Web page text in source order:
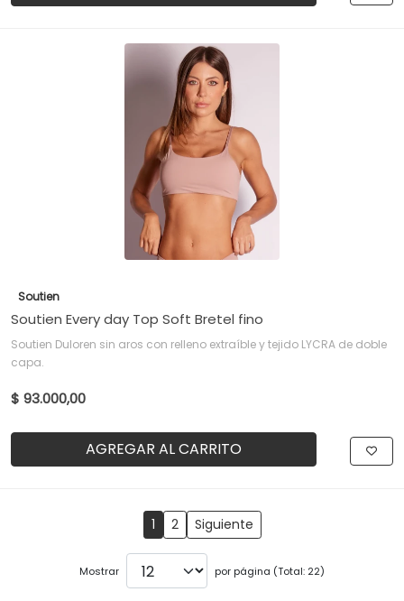
Soutien
Soutien Every day Top Soft Bretel fino
Soutien Duloren sin aros con relleno extraíble y tejido LYCRA de doble
capa.
$ 93.000,00
AGREGAR AL CARRITO
1 2 Siguiente
Mostrar por página (Total: 22)